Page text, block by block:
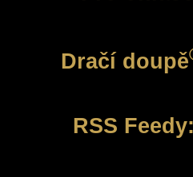
Dračí doupě
RSS Feedy: